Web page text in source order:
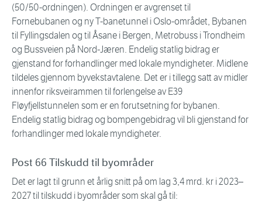
(50/50-ordningen). Ordningen er avgrenset til
Fornebubanen og ny T-banetunnel i Oslo-området, Bybanen
til Fyllingsdalen og til Åsane i Bergen, Metrobuss i Trondheim
og Bussveien på Nord-Jæren. Endelig statlig bidrag er
gjenstand for forhandlinger med lokale myndigheter. Midlene
tildeles gjennom byvekstavtalene. Det er i tillegg satt av midler
innenfor riksveirammen til forlengelse av E39
Fløyfjellstunnelen som er en forutsetning for bybanen.
Endelig statlig bidrag og bompengebidrag vil bli gjenstand for
forhandlinger med lokale myndigheter.
Post 66 Tilskudd til byområder
Det er lagt til grunn et årlig snitt på om lag 3,4 mrd. kr i 2023–
2027 til tilskudd i byområder som skal gå til: